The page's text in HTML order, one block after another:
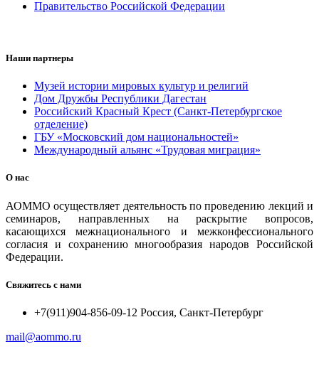
Правительство Российской Федерации
Наши партнеры
Музей истории мировых культур и религий
Дом Дружбы Республики Дагестан
Российский Красный Крест (Санкт-Петербургское
отделение)
ГБУ «Московский дом национальностей»
Международный альянс «Трудовая миграция»
О нас
АОММО осуществляет деятельность по проведению лекций и
семинаров, направленных на раскрытие вопросов,
касающихся межнационального и межконфессионального
согласия и сохранению многообразия народов Российской
Федерации.
Свяжитесь с нами
+7(911)904-856-09-12 Россия, Санкт-Петербург
mail@aommo.ru